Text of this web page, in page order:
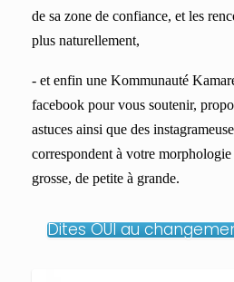
de sa zone de confiance, et les
plus naturellement,
- et enfin une Kommunauté
facebook pour vous soutenir,
astuces ainsi que des
correspondent à votre
grosse, de petite à grande.
Dites OUI au